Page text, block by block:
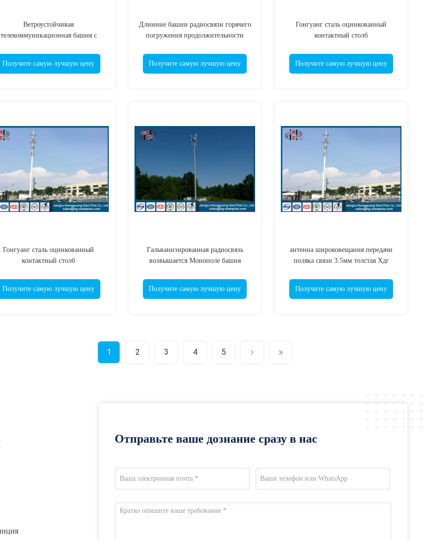
Ветроустойчивая
телекоммуникационная башня с
высокомастные столбы
Получите самую лучшую цену
Длинние башни радиосвязи горячего
погружения продолжительности
Получите самую лучшую цену
Гонгуанг сталь оцинкованный
контактный столб
Получите самую лучшую цену
Гонгуанг сталь оцинкованный
контактный столб
Получите самую лучшую цену
Гальванизированная радиосвязь
возвышается Монополе башня
Получите самую лучшую цену
антенна широковещания передачи
поляка связи 3.5мм толстая Хдг
Получите самую лучшую цену
1 2 3 4 5
Отправьте ваше дознание сразу в нас